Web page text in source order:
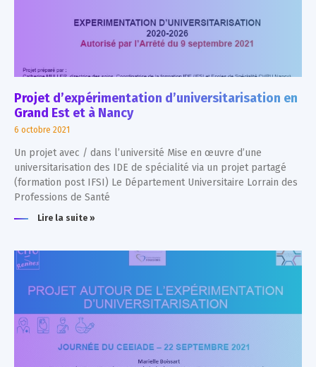
Projet d’expérimentation d’universitarisation en
Grand Est et à Nancy
6 octobre 2021
Un projet avec / dans l’université Mise en œuvre d’une
universitarisation des IDE de spécialité via un projet partagé
(formation post IFSI) Le Département Universitaire Lorrain des
Professions de Santé
Lire la suite »